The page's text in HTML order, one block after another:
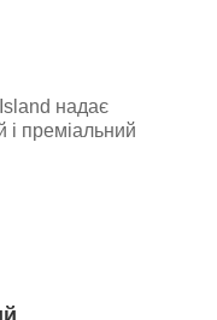
надає
преміальний